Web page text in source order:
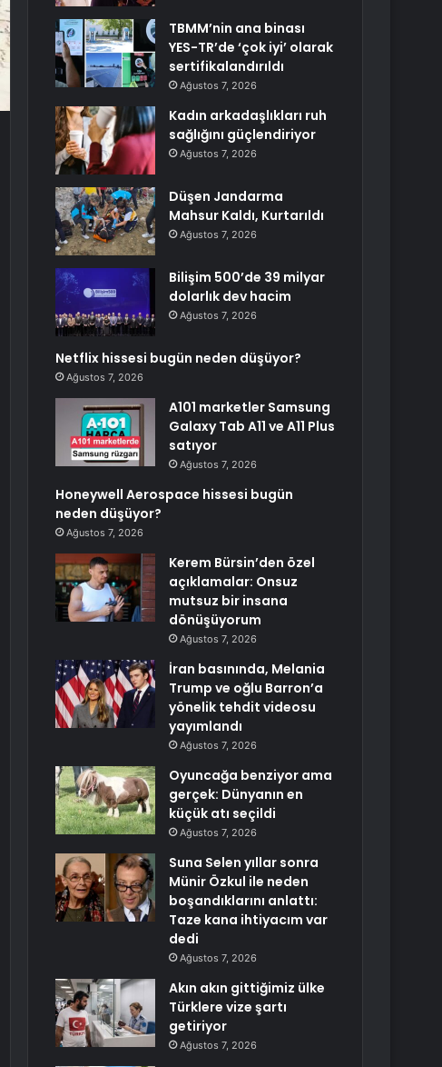
TBMM’nin ana binası
YES-TR’de ‘çok iyi’ olarak
sertifikalandırıldı
Ağustos 7, 2026
Kadın arkadaşlıkları ruh
sağlığını güçlendiriyor
Ağustos 7, 2026
Düşen Jandarma
Mahsur Kaldı, Kurtarıldı
Ağustos 7, 2026
Bilişim 500’de 39 milyar
dolarlık dev hacim
Ağustos 7, 2026
Netflix hissesi bugün neden düşüyor?
Ağustos 7, 2026
A101 marketler Samsung
Galaxy Tab A11 ve A11 Plus
satıyor
Ağustos 7, 2026
Honeywell Aerospace hissesi bugün
neden düşüyor?
Ağustos 7, 2026
Kerem Bürsin’den özel
açıklamalar: Onsuz
mutsuz bir insana
dönüşüyorum
Ağustos 7, 2026
İran basınında, Melania
Trump ve oğlu Barron’a
yönelik tehdit videosu
yayımlandı
Ağustos 7, 2026
Oyuncağa benziyor ama
gerçek: Dünyanın en
küçük atı seçildi
Ağustos 7, 2026
Suna Selen yıllar sonra
Münir Özkul ile neden
boşandıklarını anlattı:
Taze kana ihtiyacım var
dedi
Ağustos 7, 2026
Akın akın gittiğimiz ülke
Türklere vize şartı
getiriyor
Ağustos 7, 2026